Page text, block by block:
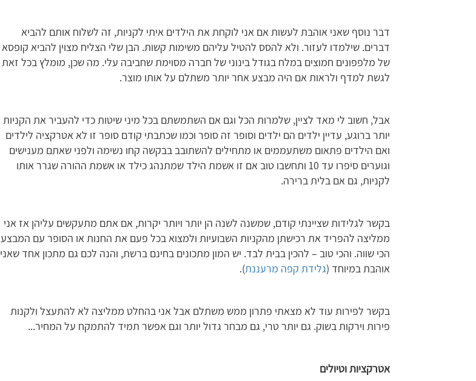
דבר נוסף שאני אוהבת לעשות אם אני לוקחת את הילדים איתי לקניות, זה לשלוח אותם להביא
דברים. שילמדו לעזור. ולא להסס להטיל עליהם משימות קשות. הבן שלי הצליח מצוין להביא קופסא
של מלפפונים חמוצים במלח בגודל בינוני של חברה מסוימת שחביבה עלי. מה שכן, מומלץ בכל זאת
לגשת למדף ולראות אם היה מבצע אחר יותר משתלם על אותו מוצר.
אבל, חשוב לי מאד לציין, שלמרות הכל וגם אם השתמשתם בכל מיני שיטות כדי להעביר את הקניות
יותר ברוגע, עדיין ילדים הם ילדים וסופר זה סופר וכמו שכתבתי קודם סופר זו לא אטרקציה לילדים
ואם הילדים פתאום משתעממים או מתחילים להשתובב בבקשה קחו נשימה ולפני שאתם מענישים
וגוערים סיפרו עד 10 ותחשבו טוב אם זו אשמת הילד שמתנהג כילד או אשמת ההורה שגרר אותו
לקניות, גם אם בלית ברירה.
בקשר לגלידות שציינתי קודם, שמשנה לשנה הן יותר ויותר יקרות, אם אתם מתעקשים עליהן אז אני
ממליצה להפריד את רכישתן מהקניות השבועיות ולמצוא בכל פעם את החנות או הסופר עם המבצע
הכי שווה. והכי טוב – להכין בבית לבד. יש המון מתכונים בחינם ברשת, והנה לכם גם מתכון אחד שאני
אוהבת במיוחד (גלידת קפה מרעננת).
בקשר לפירות עוד לא מצאתי פתרון ממש משתלם אבל אני בהחלט ממליצה לא להתעצל ולקנות
פירות וירקות בשוק. גם יותר טרי, גם מבחר גדול יותר וגם אפשר תמיד להתמקח על המחיר...
אטרקציות וטיולים